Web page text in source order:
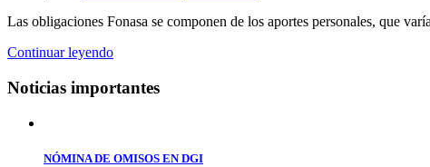
Las obligaciones Fonasa se componen de los aportes personales, que
Continuar leyendo
Noticias importantes
NÓMINA DE OMISOS EN DGI